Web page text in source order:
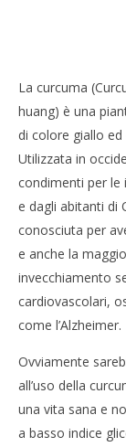
La curcuma
huang) è una
di colore giallo
Utilizzata in
condimenti per le
e dagli abitanti di
conosciuta per
e anche la
invecchiamento
cardiovascolari,
come l’Alzheimer.
Ovviamente
all’uso della
una vita sana e
a basso indice